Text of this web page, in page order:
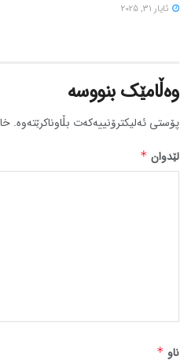
ئایار 31, 2025
وەڵامێک بنووسە
پۆستی ئەلیکترۆنییەکەت بڵاوناکرێتەوە.
لێدوان *
ناو *